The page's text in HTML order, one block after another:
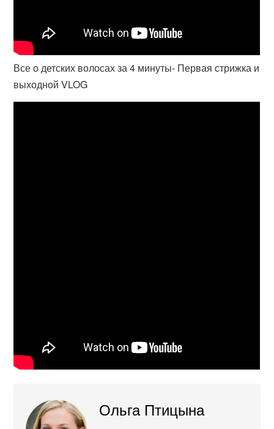
Все о детских волосах за 4 минуты- Первая стрижка и
выходной VLOG
Ольга Птицына